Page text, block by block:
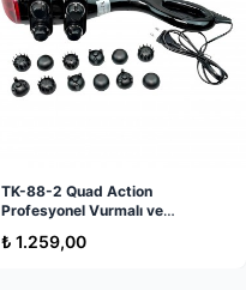
TK-88-2 Quad Action
Profesyonel Vurmalı ve
₺ 1.259,00